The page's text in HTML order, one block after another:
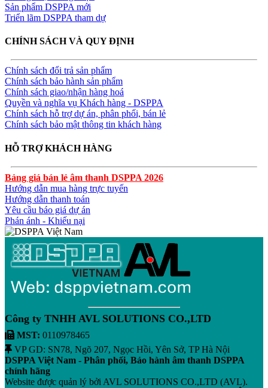
Sản phẩm DSPPA mới
Triển lãm DSPPA tham dự
CHÍNH SÁCH VÀ QUY ĐỊNH
Chính sách đổi trả sản phẩm
Chính sách bảo hành sản phẩm
Chính sách giao/nhận hàng hoá
Quyền và nghĩa vụ Khách hàng - DSPPA
Chính sách hỗ trợ dự án, phân phối, bán lẻ
Chính sách bảo mật thông tin khách hàng
HỖ TRỢ KHÁCH HÀNG
Bảng giá bán lẻ âm thanh DSPPA 2026
Hướng dẫn mua hàng trực tuyến
Hướng dẫn thanh toán
Yêu cầu báo giá dự án
Phán ánh - Khiếu nại
Công ty TNHH AVL SOLUTIONS CO.,LTD
MST: 0110978465
VP GD: SN78, Ngõ 207, Ngọc Hồi, Yên Sở, TP Hà Nội
DSPPA Việt Nam - Phân phối, Bảo hành âm thanh DSPPA
chính hãng
Website được quản lý bởi AVL SOLUTIONS CO.,LTD (AVL).